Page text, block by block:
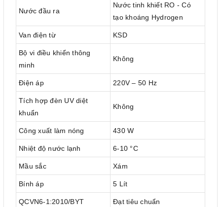
Nước đầu ra
Nước tinh khiết RO - Có
tạo khoáng Hydrogen
Van điện từ KSD
Bộ vi điều khiển thông
minh
Không
Điện áp 220V – 50 Hz
Tích hợp đèn UV diệt
khuẩn
Không
Công xuất làm nóng 430 W
Nhiệt độ nước lạnh 6-10 °C
Mầu sắc Xám
Bính áp 5 Lít
QCVN6-1:2010/BYT Đạt tiêu chuẩn